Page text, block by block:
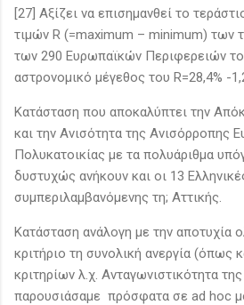
[27] Αξίζει να επισημανθεί το
τιμών R (=maximum – minimum) των
των 290 Ευρωπαϊκών Περιφερειών
αστρονομικό μέγεθος του R=28,4% -
Κατάσταση που αποκαλύπτει την
και την Ανισότητα της Ανισόρροπης
Πολυκατοικίας με τα πολυάριθμα
δυστυχώς ανήκουν και οι 13
συμπεριλαμβανόμενης τη; Αττικής.
Κατάσταση ανάλογη με την αποτυχία
κριτήριο τη συνολική ανεργία (όπως
κριτηρίων λ.χ. Ανταγωνιστικότητα
παρουσιάσαμε πρόσφατα σε ad hoc